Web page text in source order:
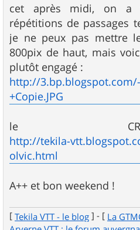
s
s
a
g
e
cet après midi, on a
répétitions de passages
je ne peux pas mettre
800pix de haut, mais
plutôt engagé :
http://
+Copie.JPG
le
http://tekila-
olvic.html
A++ et bon weekend !
[ Tekila VTT - le blog ] - [ La